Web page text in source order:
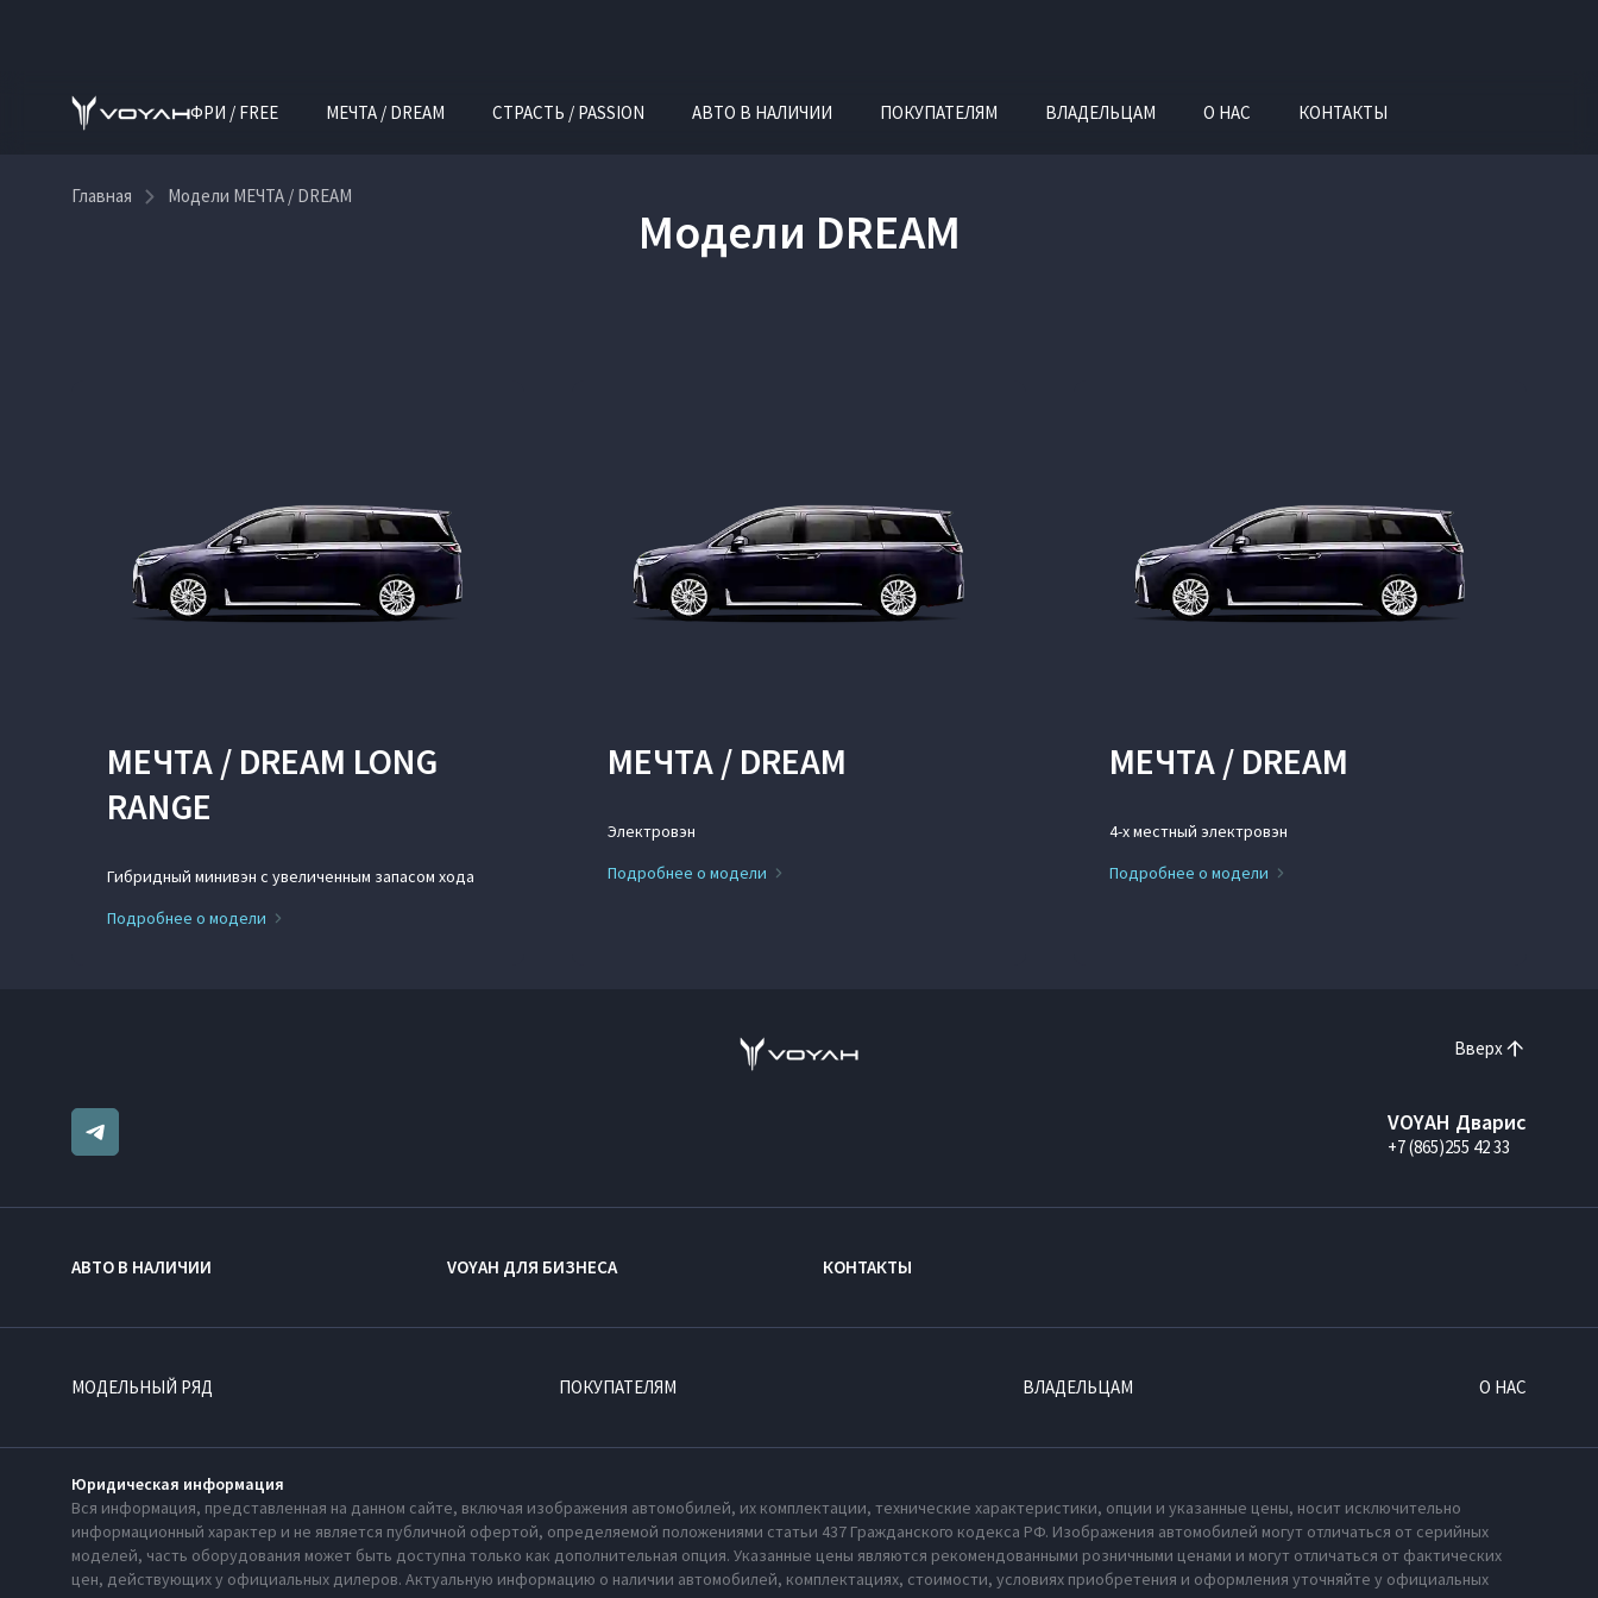
ФРИ / FREE МЕЧТА / DREAM СТРАСТЬ / PASSION АВТО В НАЛИЧИИ ПОКУПАТЕЛЯМ ВЛАДЕЛЬЦАМ О НАС КОНТАКТЫ
Главная Модели МЕЧТА / DREAM
Модели DREAM
МЕЧТА / DREAM LONG
RANGE
Гибридный минивэн с увеличенным запасом хода
Подробнее о модели
МЕЧТА / DREAM
Электровэн
Подробнее о модели
МЕЧТА / DREAM
4-х местный электровэн
Подробнее о модели
Вверх
VOYAH Дварис
+7 (865)255 42 33
АВТО В НАЛИЧИИ VOYAH ДЛЯ БИЗНЕСА КОНТАКТЫ
МОДЕЛЬНЫЙ РЯД ПОКУПАТЕЛЯМ ВЛАДЕЛЬЦАМ О НАС
Юридическая информация
Вся информация, представленная на данном сайте, включая изображения автомобилей, их комплектации, технические характеристики, опции и указанные цены, носит исключительно
информационный характер и не является публичной офертой, определяемой положениями статьи 437 Гражданского кодекса РФ. Изображения автомобилей могут отличаться от серийных
моделей, часть оборудования может быть доступна только как дополнительная опция. Указанные цены являются рекомендованными розничными ценами и могут отличаться от фактических
цен, действующих у официальных дилеров. Актуальную информацию о наличии автомобилей, комплектациях, стоимости, условиях приобретения и оформления уточняйте у официальных